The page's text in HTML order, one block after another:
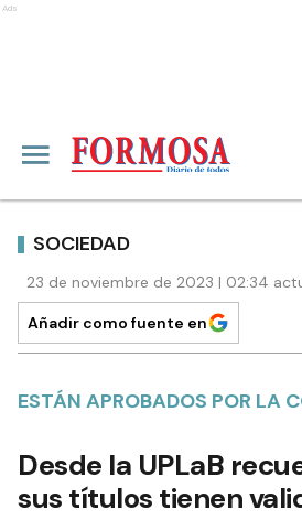
Ads
SOCIEDAD
23 de noviembre de 2023 | 02:34
Añadir como fuente en
ESTÁN APROBADOS POR LA
Desde la UPLaB
sus títulos tienen